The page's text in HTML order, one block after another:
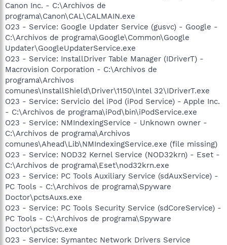
Canon Inc. - C:\Archivos de
programa\Canon\CAL\CALMAIN.exe
O23 - Service: Google Updater Service (gusvc) - Google -
C:\Archivos de programa\Google\Common\Google
Updater\GoogleUpdaterService.exe
O23 - Service: InstallDriver Table Manager (IDriverT) -
Macrovision Corporation - C:\Archivos de
programa\Archivos
comunes\InstallShield\Driver\1150\Intel 32\IDriverT.exe
O23 - Service: Servicio del iPod (iPod Service) - Apple Inc.
- C:\Archivos de programa\iPod\bin\iPodService.exe
O23 - Service: NMIndexingService - Unknown owner -
C:\Archivos de programa\Archivos
comunes\Ahead\Lib\NMIndexingService.exe (file missing)
O23 - Service: NOD32 Kernel Service (NOD32krn) - Eset -
C:\Archivos de programa\Eset\nod32krn.exe
O23 - Service: PC Tools Auxiliary Service (sdAuxService) -
PC Tools - C:\Archivos de programa\Spyware
Doctor\pctsAuxs.exe
O23 - Service: PC Tools Security Service (sdCoreService) -
PC Tools - C:\Archivos de programa\Spyware
Doctor\pctsSvc.exe
O23 - Service: Symantec Network Drivers Service